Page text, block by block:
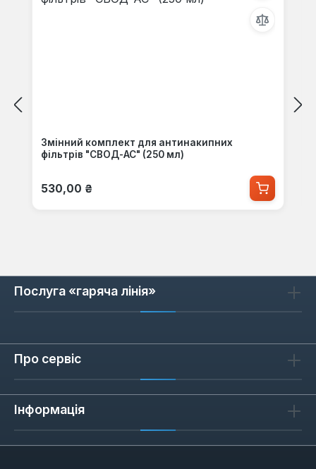
Змінний комплект для антинакипних
фільтрів "СВОД-АС" (250 мл)
Звичайна ціна:
530,00 ₴
Послуга «гаряча лінія»
Про сервіс
Інформація